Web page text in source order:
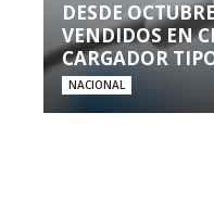
DESDE
VENDIDOS EN
CARGADOR
NACIONAL